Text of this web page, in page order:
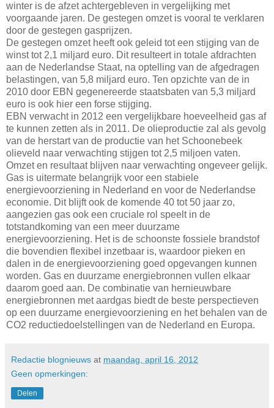
winter is de afzet achtergebleven in vergelijking met
voorgaande jaren. De gestegen omzet is vooral te verklaren
door de gestegen gasprijzen.
De gestegen omzet heeft ook geleid tot een stijging van de
winst tot 2,1 miljard euro. Dit resulteert in totale afdrachten
aan de Nederlandse Staat, na optelling van de afgedragen
belastingen, van 5,8 miljard euro. Ten opzichte van de in
2010 door EBN gegenereerde staatsbaten van 5,3 miljard
euro is ook hier een forse stijging.
EBN verwacht in 2012 een vergelijkbare hoeveelheid gas af
te kunnen zetten als in 2011. De olieproductie zal als gevolg
van de herstart van de productie van het Schoonebeek
olieveld naar verwachting stijgen tot 2,5 miljoen vaten.
Omzet en resultaat blijven naar verwachting ongeveer gelijk.
Gas is uitermate belangrijk voor een stabiele
energievoorziening in Nederland en voor de Nederlandse
economie. Dit blijft ook de komende 40 tot 50 jaar zo,
aangezien gas ook een cruciale rol speelt in de
totstandkoming van een meer duurzame
energievoorziening. Het is de schoonste fossiele brandstof
die bovendien flexibel inzetbaar is, waardoor pieken en
dalen in de energievoorziening goed opgevangen kunnen
worden. Gas en duurzame energiebronnen vullen elkaar
daarom goed aan. De combinatie van hernieuwbare
energiebronnen met aardgas biedt de beste perspectieven
op een duurzame energievoorziening en het behalen van de
CO2 reductiedoelstellingen van de Nederland en Europa.
Redactie blognieuws at maandag, april 16, 2012
Geen opmerkingen:
Delen